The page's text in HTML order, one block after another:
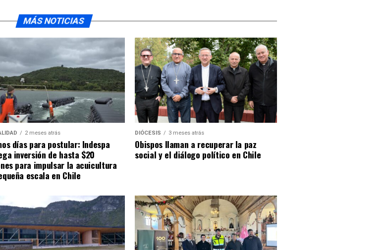
MÁS NOTICIAS
2 meses atrás
días para postular: Indespa
inversión de hasta $20
para impulsar la acuicultura
escala en Chile
DIÓCESIS 3 meses atrás
Obispos llaman a recuperar la paz
social y el diálogo político en Chile